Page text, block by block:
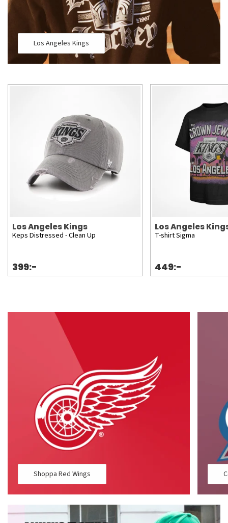
Los Angeles Kings
Los Angeles Kings
Keps Distressed - Clean Up
399:-
Los Angeles
T-shirt Sigma
449:-
Shoppa Red Wings